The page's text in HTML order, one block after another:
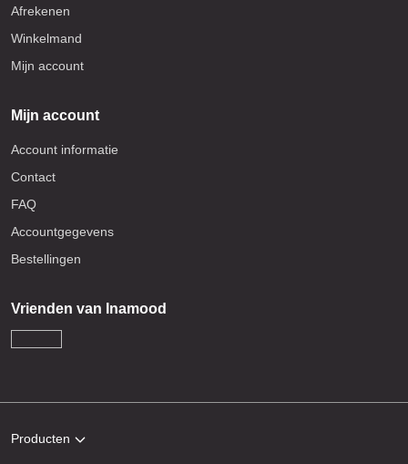
Afrekenen
Winkelmand
Mijn account
Mijn account
Account informatie
Contact
FAQ
Accountgegevens
Bestellingen
Vrienden van Inamood
Producten